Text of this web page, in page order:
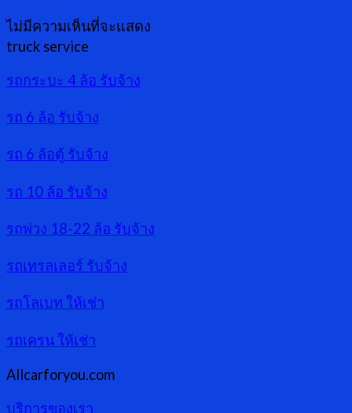
ไม่มีความเห็นที่จะแสดง
truck service
รถกระบะ 4 ล้อ รับจ้าง
รถ 6 ล้อ รับจ้าง
รถ 6 ล้อตู้ รับจ้าง
รถ 10 ล้อ รับจ้าง
รถพ่วง 18-22 ล้อ รับจ้าง
รถเทรลเลอร์ รับจ้าง
รถโลเบท ให้เช่า
รถเครน ให้เช่า
Allcarforyou.com
บริการของเรา